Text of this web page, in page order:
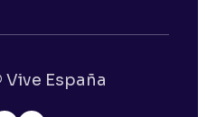
España